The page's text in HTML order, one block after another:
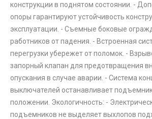
конструкции в поднятом состоянии. -
опоры гарантируют устойчивость
эксплуатации. - Съемные боковые
работников от падения. - Встроенная
перегрузки убережет от поломок. -
запорный клапан для предотвращения
опускания в случае аварии. - Система
выключателей останавливает
положении. Экологичность: -
подъемников не выделяет выхлопов